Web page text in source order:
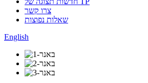
צרו קשר
שאלות נפוצות
English